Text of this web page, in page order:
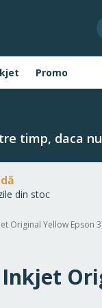
Promo
timp, daca
din stoc
Original Yellow Epson